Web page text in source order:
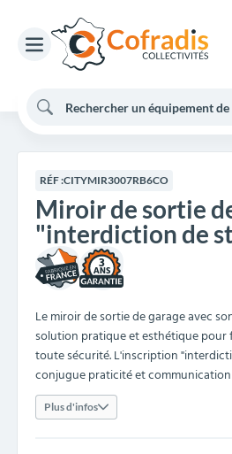
RÉF :CITYMIR3007RB6CO
Miroir de sortie
"interdiction de
3
Le miroir de sortie de garage avec
solution pratique et esthétique pour
toute sécurité. L'inscription
conjugue praticité et communication
Plus d'infos